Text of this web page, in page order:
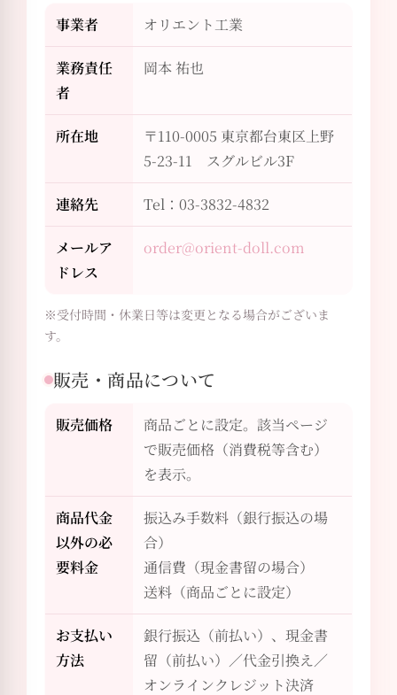
事業者 オリエント工業
業務責任
者
岡本 祐也
所在地
〒110-0005 東京都台東区上野
5-23-11 スグルビル3F
連絡先 Tel：03-3832-4832
メールア
ドレス
order@orient-doll.com
※受付時間・休業日等は変更となる場合がございま
す。
販売・商品について
販売価格
商品ごとに設定。該当ページ
で販売価格（消費税等含む）
を表示。
商品代金
以外の必
要料金
振込み手数料（銀行振込の場
合）
通信費（現金書留の場合）
送料（商品ごとに設定）
お支払い
方法
銀行振込（前払い）、現金書
留（前払い）／代金引換え／
オンラインクレジット決済